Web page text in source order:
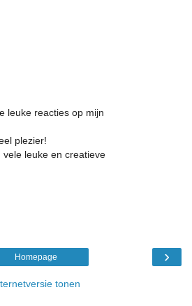
leuke reacties op mijn
plezier!
leuke en creatieve
›
Homepage
tonen